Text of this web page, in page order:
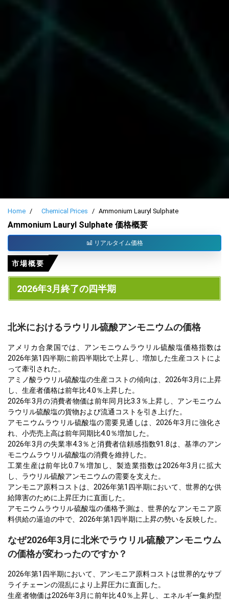
Home Chemical Prices Ammonium Lauryl Sulphate
Ammonium Lauryl Sulphate 価格概要
リアルタイム価格
市場概要
2026年3月終了の四半期
北米におけるラウリル硫酸アンモニウムの価格
アメリカ合衆国では、アンモニウムラウリル硫酸塩価格指数は
2026年第1四半期に前四半期比で上昇し、増加した生産コストによ
って牽引された。
アミノ酸ラウリル硫酸塩の生産コストの傾向は、2026年3月に上昇
し、生産者価格は前年比4.0％上昇した。
2026年3月の消費者物価は前年同月比3.3％上昇し、アンモニウム
ラウリル硫酸塩の貨物および流通コストを引き上げた。
アモニウムラウリル硫酸塩の需要見通しは、2026年3月に強化さ
れ、小売売上高は前年同期比4.0％増加した。
2026年3月の失業率4.3％と消費者信頼感指数91.8は、基準のアン
モニウムラウリル硫酸塩の消費を維持した。
工業生産は前年比0.7％増加し、製造業指数は2026年3月に拡大
し、ラウリル硫酸アンモニウムの需要を支えた。
アンモニア原料コストは、2026年第1四半期において、世界的な供
給障害のために上昇圧力に直面した。
アモニウムラウリル硫酸塩の価格予測は、世界的なアンモニア原
料供給の逼迫の中で、2026年第1四半期に上昇の勢いを反映した。
なぜ2026年3月に北米でラウリル硫酸アンモニウム
の価格が変わったのですか？
2026年第1四半期において、アンモニア原料コストは世界的なサプ
ライチェーンの混乱により上昇圧力に直面した。
生産者物価は2026年3月に前年比4.0％上昇し、エネルギー集約型